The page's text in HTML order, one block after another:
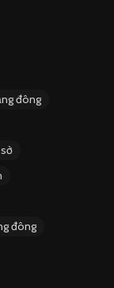
đông
đông